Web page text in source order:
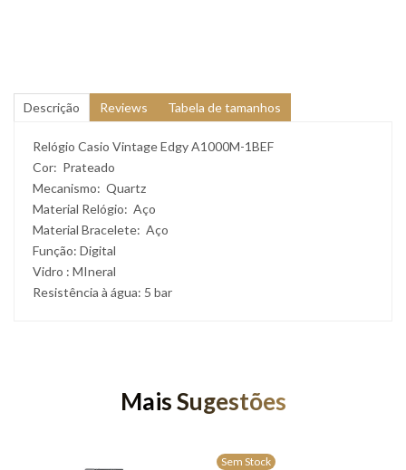
Descrição Reviews Tabela de tamanhos
Relógio Casio Vintage Edgy A1000M-1BEF
Cor: Prateado
Mecanismo: Quartz
Material Relógio: Aço
Material Bracelete: Aço
Função: Digital
Vidro : MIneral
Resistência à água: 5 bar
Mais Sugestões
Sem Stock